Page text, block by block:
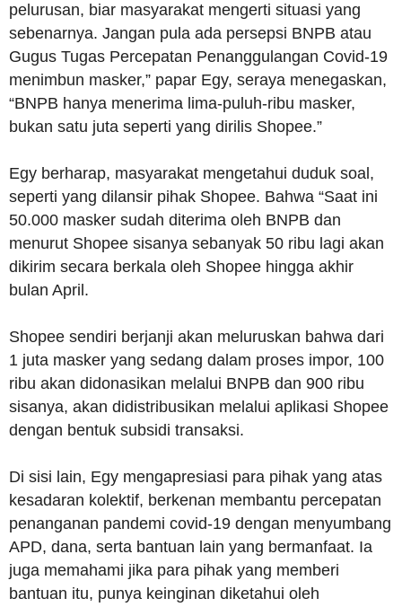
pelurusan, biar masyarakat mengerti situasi yang
sebenarnya. Jangan pula ada persepsi BNPB atau
Gugus Tugas Percepatan Penanggulangan Covid-19
menimbun masker,” papar Egy, seraya menegaskan,
“BNPB hanya menerima lima-puluh-ribu masker,
bukan satu juta seperti yang dirilis Shopee.”
Egy berharap, masyarakat mengetahui duduk soal,
seperti yang dilansir pihak Shopee. Bahwa “Saat ini
50.000 masker sudah diterima oleh BNPB dan
menurut Shopee sisanya sebanyak 50 ribu lagi akan
dikirim secara berkala oleh Shopee hingga akhir
bulan April.
Shopee sendiri berjanji akan meluruskan bahwa dari
1 juta masker yang sedang dalam proses impor, 100
ribu akan didonasikan melalui BNPB dan 900 ribu
sisanya, akan didistribusikan melalui aplikasi Shopee
dengan bentuk subsidi transaksi.
Di sisi lain, Egy mengapresiasi para pihak yang atas
kesadaran kolektif, berkenan membantu percepatan
penanganan pandemi covid-19 dengan menyumbang
APD, dana, serta bantuan lain yang bermanfaat. Ia
juga memahami jika para pihak yang memberi
bantuan itu, punya keinginan diketahui oleh